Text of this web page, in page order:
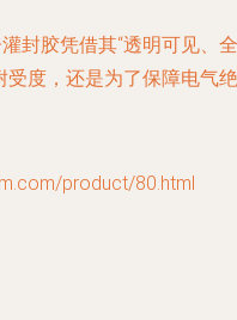
封胶凭借其“透明可见
度，还是为了保障电气
product/80.html